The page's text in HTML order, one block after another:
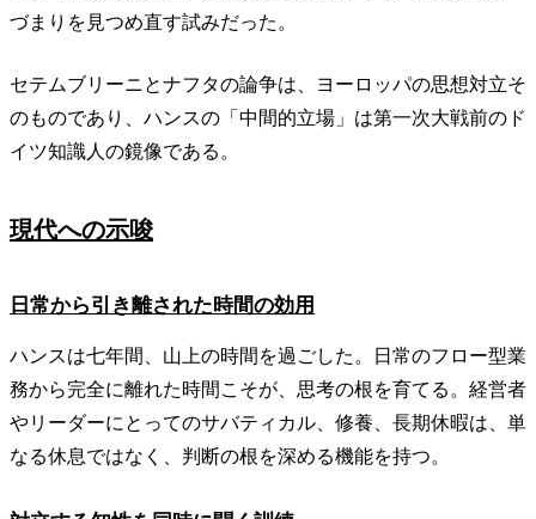
づまりを見つめ直す試みだった。
セテムブリーニとナフタの論争は、ヨーロッパの思想対立そ
のものであり、ハンスの「中間的立場」は第一次大戦前のド
イツ知識人の鏡像である。
現代への示唆
日常から引き離された時間の効用
ハンスは七年間、山上の時間を過ごした。日常のフロー型業
務から完全に離れた時間こそが、思考の根を育てる。経営者
やリーダーにとってのサバティカル、修養、長期休暇は、単
なる休息ではなく、判断の根を深める機能を持つ。